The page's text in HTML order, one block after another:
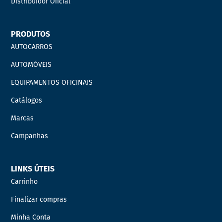
PRODUTOS
AUTOCARROS
AUTOMÓVEIS
EQUIPAMENTOS OFICINAIS
Catálogos
Marcas
Campanhas
LINKS ÚTEIS
Carrinho
Finalizar compras
Minha Conta